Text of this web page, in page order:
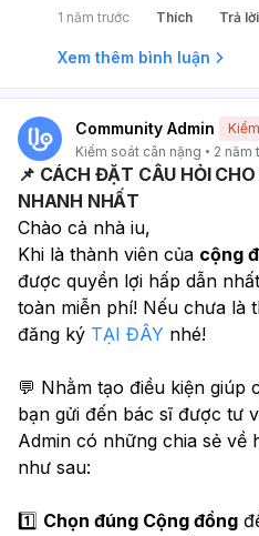
1 năm trước Thích Trả lời
Xem thêm bình luận
Community Admin
Kiểm soát cân nặng
2 năm
📌 CÁCH ĐẶT CÂU HỎI
NHANH NHẤT
Chào cả nhà iu,
Khi là thành viên của cộng
được quyền lợi hấp dẫn
toàn miễn phí! Nếu chưa là
đăng ký TẠI ĐÂY nhé!
💬 Nhằm tạo điều kiện giúp
bạn gửi đến bác sĩ được tư
Admin có những chia sẻ về
như sau:
1️⃣ Chọn đúng Cộng đồng